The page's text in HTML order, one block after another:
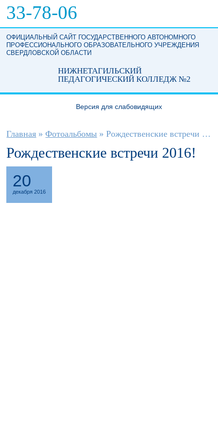
33-78-06
ОФИЦИАЛЬНЫЙ САЙТ ГОСУДАРСТВЕННОГО АВТОНОМНОГО
ПРОФЕССИОНАЛЬНОГО ОБРАЗОВАТЕЛЬНОГО УЧРЕЖДЕНИЯ
СВЕРДЛОВСКОЙ ОБЛАСТИ
НИЖНЕТАГИЛЬСКИЙ
ПЕДАГОГИЧЕСКИЙ КОЛЛЕДЖ №2
Версия для слабовидящих
Вы здесь
Главная » Фотоальбомы » Рождественские встречи 2016!
Рождественские встречи 2016!
20
декабря 2016